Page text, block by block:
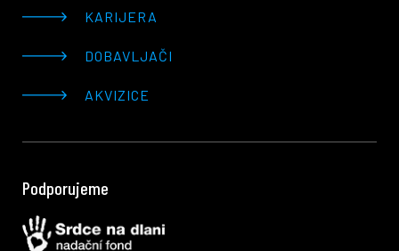
KARIJERA
DOBAVLJAČI
AKVIZICE
Podporujeme